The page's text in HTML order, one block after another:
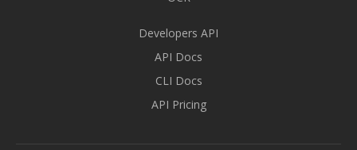
Developers API
API Docs
CLI Docs
API Pricing